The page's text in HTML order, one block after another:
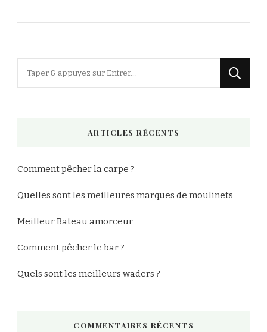
ARTICLES RÉCENTS
Comment pêcher la carpe ?
Quelles sont les meilleures marques de moulinets
Meilleur Bateau amorceur
Comment pêcher le bar ?
Quels sont les meilleurs waders ?
COMMENTAIRES RÉCENTS